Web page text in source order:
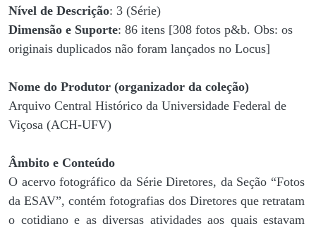
Nível de Descrição: 3 (Série)
Dimensão e Suporte: 86 itens [308 fotos p&b. Obs: os
originais duplicados não foram lançados no Locus]
Nome do Produtor (organizador da coleção)
Arquivo Central Histórico da Universidade Federal de
Viçosa (ACH-UFV)
Âmbito e Conteúdo
O acervo fotográfico da Série Diretores, da Seção “Fotos
da ESAV”, contém fotografias dos Diretores que retratam
o cotidiano e as diversas atividades aos quais estavam